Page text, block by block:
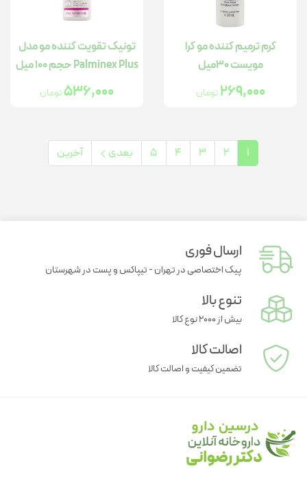
کرم ترمیم کننده مو کرا
مویست 30میل
269,000تومان
تونیک تقویت کننده مو مدل
Palminex Plus حجم 100 میل
536,000تومان
1
2
3
4
5 بعدی آخرین
ارسال فوری
پیک اختصاصی در تهران - تیپاکس و پست در شهرستان
تنوع بالا
بیش از ۲۰۰۰ نوع کالا
اصالت کالا
تضمین کیفیت و اصالت کالا